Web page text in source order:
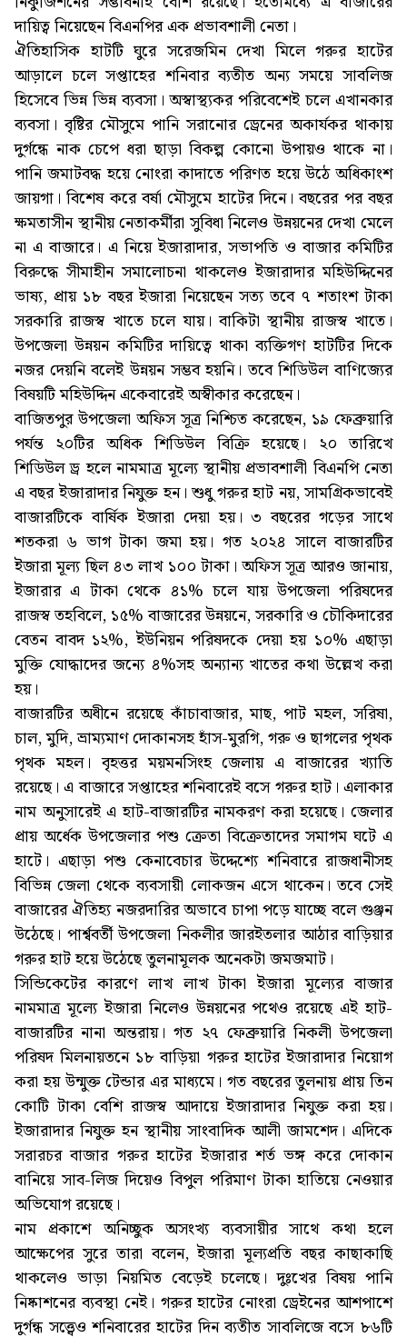
দায়িত্ব নিয়েছেন বিএনপির এক প্রভাবশালী নেতা।
ঐতিহাসিক হাটটি ঘুরে সরেজমিন দেখা মিলে গরুর হাটের
আড়ালে চলে সপ্তাহের শনিবার ব্যতীত অন্য সময়ে সাবলিজ
হিসেবে ভিন্ন ভিন্ন ব্যবসা। অস্বাস্থ্যকর পরিবেশেই চলে এখানকার
ব্যবসা। বৃষ্টির মৌসুমে পানি সরানোর ড্রেনের অকার্যকর থাকায়
দুর্গন্ধে নাক চেপে ধরা ছাড়া বিকল্প কোনো উপায়ও থাকে না।
পানি জমাটবদ্ধ হয়ে নোংরা কাদাতে পরিণত হয়ে উঠে অধিকাংশ
জায়গা। বিশেষ করে বর্ষা মৌসুমে হাটের দিনে। বছরের পর বছর
ক্ষমতাসীন স্থানীয় নেতাকর্মীরা সুবিধা নিলেও উন্নয়নের দেখা মেলে
না এ বাজারে। এ নিয়ে ইজারাদার, সভাপতি ও বাজার কমিটির
বিরুদ্ধে সীমাহীন সমালোচনা থাকলেও ইজারাদার মহিউদ্দিনের
ভাষ্য, প্রায় ১৮ বছর ইজারা নিয়েছেন সত্য তবে ৭ শতাংশ টাকা
সরকারি রাজস্ব খাতে চলে যায়। বাকিটা স্থানীয় রাজস্ব খাতে।
উপজেলা উন্নয়ন কমিটির দায়িত্বে থাকা ব্যক্তিগণ হাটটির দিকে
নজর দেয়নি বলেই উন্নয়ন সম্ভব হয়নি। তবে শিডিউল বাণিজ্যের
বিষয়টি মহিউদ্দিন একেবারেই অস্বীকার করেছেন।
বাজিতপুর উপজেলা অফিস সূত্র নিশ্চিত করেছেন, ১৯ ফেব্রুয়ারি
পর্যন্ত ২০টির অধিক শিডিউল বিক্রি হয়েছে। ২০ তারিখে
শিডিউল ড্র হলে নামমাত্র মূল্যে স্থানীয় প্রভাবশালী বিএনপি নেতা
এ বছর ইজারাদার নিযুক্ত হন। শুধু গরুর হাট নয়, সামগ্রিকভাবেই
বাজারটিকে বার্ষিক ইজারা দেয়া হয়। ৩ বছরের গড়ের সাথে
শতকরা ৬ ভাগ টাকা জমা হয়। গত ২০২৪ সালে বাজারটির
ইজারা মূল্য ছিল ৪৩ লাখ ১০০ টাকা। অফিস সূত্র আরও জানায়,
ইজারার এ টাকা থেকে ৪১% চলে যায় উপজেলা পরিষদের
রাজস্ব তহবিলে, ১৫% বাজারের উন্নয়নে, সরকারি ও চৌকিদারের
বেতন বাবদ ১২%, ইউনিয়ন পরিষদকে দেয়া হয় ১০% এছাড়া
মুক্তি যোদ্ধাদের জন্যে ৪%সহ অন্যান্য খাতের কথা উল্লেখ করা
হয়।
বাজারটির অধীনে রয়েছে কাঁচাবাজার, মাছ, পাট মহল, সরিষা,
চাল, মুদি, ভ্রাম্যমাণ দোকানসহ হাঁস-মুরগি, গরু ও ছাগলের পৃথক
পৃথক মহল। বৃহত্তর ময়মনসিংহ জেলায় এ বাজারের খ্যাতি
রয়েছে। এ বাজারে সপ্তাহের শনিবারেই বসে গরুর হাট। এলাকার
নাম অনুসারেই এ হাট-বাজারটির নামকরণ করা হয়েছে। জেলার
প্রায় অর্ধেক উপজেলার পশু ক্রেতা বিক্রেতাদের সমাগম ঘটে এ
হাটে। এছাড়া পশু কেনাবেচার উদ্দেশ্যে শনিবারে রাজধানীসহ
বিভিন্ন জেলা থেকে ব্যবসায়ী লোকজন এসে থাকেন। তবে সেই
বাজারের ঐতিহ্য নজরদারির অভাবে চাপা পড়ে যাচ্ছে বলে গুঞ্জন
উঠেছে। পার্শ্ববর্তী উপজেলা নিকলীর জারইতলার আঠার বাড়িয়ার
গরুর হাট হয়ে উঠেছে তুলনামূলক অনেকটা জমজমাট।
সিন্ডিকেটের কারণে লাখ লাখ টাকা ইজারা মূল্যের বাজার
নামমাত্র মূল্যে ইজারা নিলেও উন্নয়নের পথেও রয়েছে এই হাট-
বাজারটির নানা অন্তরায়। গত ২৭ ফেব্রুয়ারি নিকলী উপজেলা
পরিষদ মিলনায়তনে ১৮ বাড়িয়া গরুর হাটের ইজারাদার নিয়োগ
করা হয় উন্মুক্ত টেন্ডার এর মাধ্যমে। গত বছরের তুলনায় প্রায় তিন
কোটি টাকা বেশি রাজস্ব আদায়ে ইজারাদার নিযুক্ত করা হয়।
ইজারাদার নিযুক্ত হন স্থানীয় সাংবাদিক আলী জামশেদ। এদিকে
সরারচর বাজার গরুর হাটের ইজারার শর্ত ভঙ্গ করে দোকান
বানিয়ে সাব-লিজ দিয়েও বিপুল পরিমাণ টাকা হাতিয়ে নেওয়ার
অভিযোগ রয়েছে।
নাম প্রকাশে অনিচ্ছুক অসংখ্য ব্যবসায়ীর সাথে কথা হলে
আক্ষেপের সুরে তারা বলেন, ইজারা মূল্যপ্রতি বছর কাছাকাছি
থাকলেও ভাড়া নিয়মিত বেড়েই চলেছে। দুঃখের বিষয় পানি
নিষ্কাশনের ব্যবস্থা নেই। গরুর হাটের নোংরা ড্রেইনের আশপাশে
দুর্গন্ধ সত্ত্বেও শনিবারের হাটের দিন ব্যতীত সাবলিজে বসে ৮৬টি